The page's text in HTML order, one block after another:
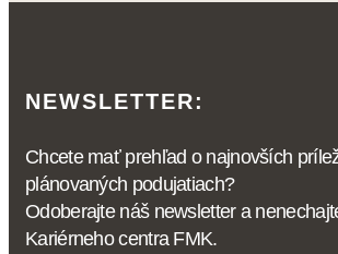
NEWSLETTER:
Chcete mať prehľad o najnovších
plánovaných podujatiach?
Odoberajte náš newsletter a
Kariérneho centra FMK.